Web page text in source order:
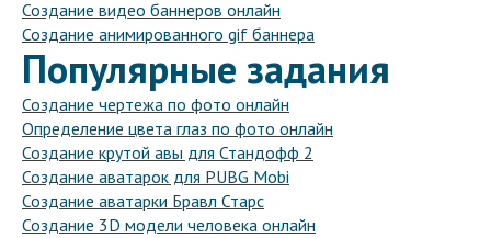
Создание видео баннеров онлайн
Создание анимированного gif баннера
Популярные задания
Создание чертежа по фото онлайн
Определение цвета глаз по фото онлайн
Создание крутой авы для Стандофф 2
Создание аватарок для PUBG Mobi
Создание аватарки Бравл Старс
Создание 3D модели человека онлайн